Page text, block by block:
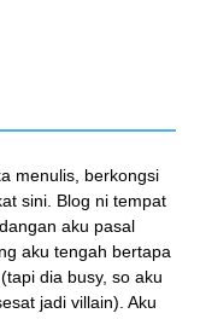
menulis, berkongsi
sini. Blog ni tempat
aku pasal
aku tengah bertapa
dia busy, so aku
jadi villain). Aku